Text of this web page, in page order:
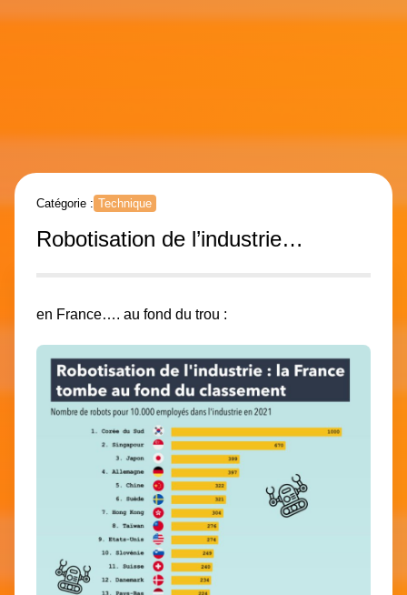
Catégorie : Technique
Robotisation de l’industrie…
en France…. au fond du trou :